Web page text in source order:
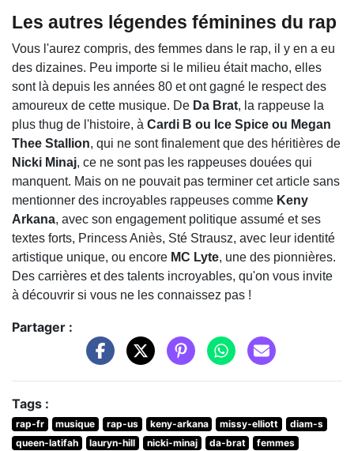
Les autres légendes féminines du rap
Vous l'aurez compris, des femmes dans le rap, il y en a eu
des dizaines. Peu importe si le milieu était macho, elles
sont là depuis les années 80 et ont gagné le respect des
amoureux de cette musique. De Da Brat, la rappeuse la
plus thug de l'histoire, à Cardi B ou Ice Spice ou Megan
Thee Stallion, qui ne sont finalement que des héritières de
Nicki Minaj, ce ne sont pas les rappeuses douées qui
manquent. Mais on ne pouvait pas terminer cet article sans
mentionner des incroyables rappeuses comme Keny
Arkana, avec son engagement politique assumé et ses
textes forts, Princess Aniès, Sté Strausz, avec leur identité
artistique unique, ou encore MC Lyte, une des pionnières.
Des carrières et des talents incroyables, qu'on vous invite
à découvrir si vous ne les connaissez pas !
Partager :
Tags :
rap-fr musique rap-us keny-arkana missy-elliott
diam-s
queen-latifah
lauryn-hill nicki-minaj da-brat
femmes